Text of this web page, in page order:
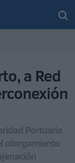
a Red
Portuaria
otorgamiento